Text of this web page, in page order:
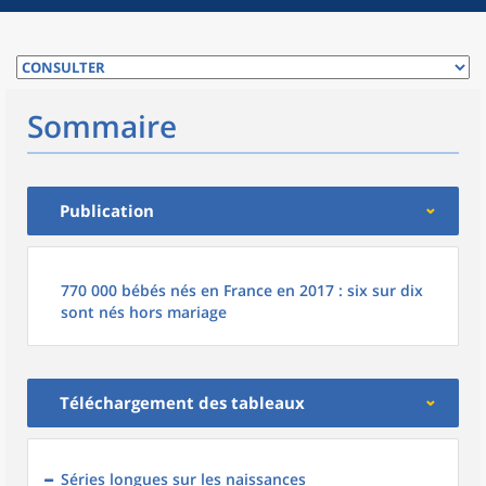
Sommaire
Publication
770 000 bébés nés en France en 2017 : six sur dix
sont nés hors mariage
Téléchargement des tableaux
Séries longues sur les naissances